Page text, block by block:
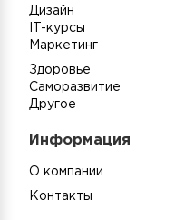
Дизайн
IT-курсы
Маркетинг
Здоровье
Саморазвитие
Другое
Информация
О компании
Контакты